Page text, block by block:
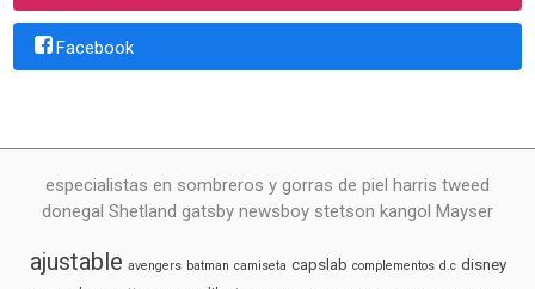
Facebook
especialistas en sombreros y gorras de piel harris tweed
donegal Shetland gatsby newsboy stetson kangol Mayser
ajustable avengers batman camiseta capslab complementos d.c disney